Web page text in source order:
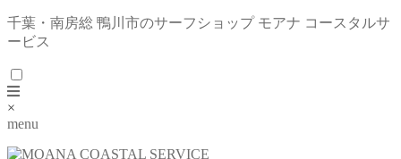
千葉・南房総 鴨川市のサーフショップ モアナ コースタルサ
ービス
×
menu